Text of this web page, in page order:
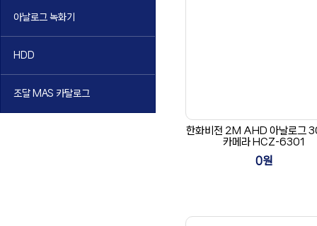
아날로그 녹화기
HDD
조달 MAS 카탈로그
한화비전 2M AHD 아날로그
카메라 HCZ-6301
0원